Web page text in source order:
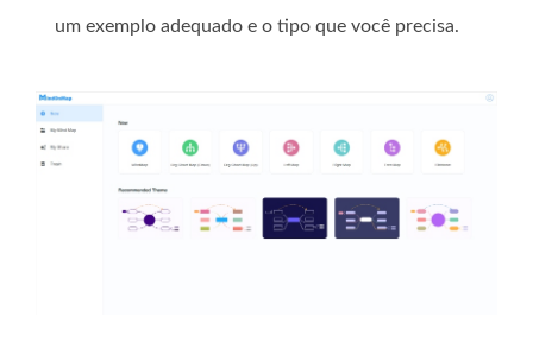
um exemplo adequado e o tipo que você precisa.